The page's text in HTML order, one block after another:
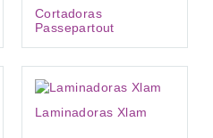
Cortadoras
Passepartout
Laminadoras Xlam